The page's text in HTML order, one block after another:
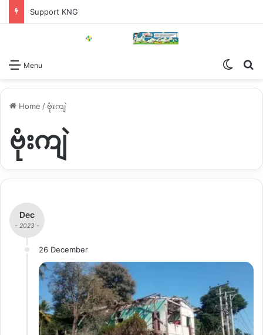
Support KNG
Menu
Home /ဗုံးကျဲ
ဗုံးကျဲ
Dec
- 2023 -
26 December